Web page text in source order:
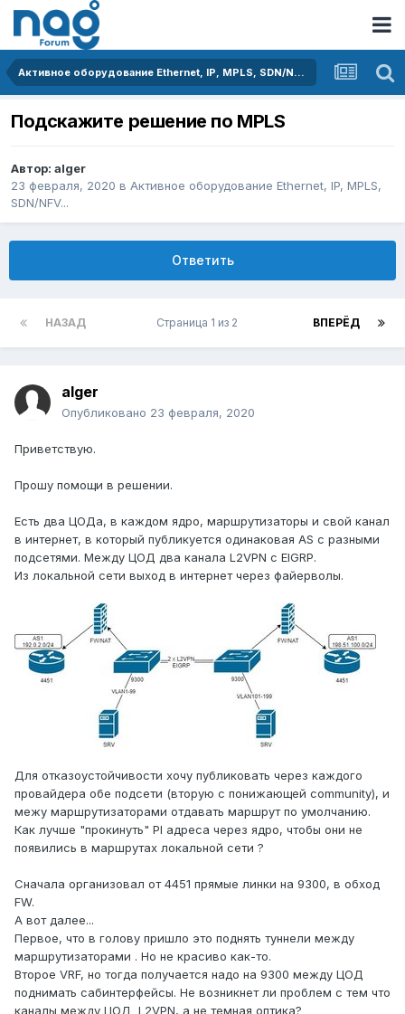
Активное оборудование Ethernet, IP, MPLS, SDN/NFV...
Подскажите решение по MPLS
Автор: alger
23 февраля, 2020 в Активное оборудование Ethernet, IP, MPLS,
SDN/NFV...
Ответить
НАЗАД ВПЕРЁД
Страница 1 из 2
alger
Опубликовано 23 февраля, 2020
Приветствую.
Прошу помощи в решении.
Есть два ЦОДа, в каждом ядро, маршрутизаторы и свой канал
в интернет, в который публикуется одинаковая AS с разными
подсетями. Между ЦОД два канала L2VPN с EIGRP.
Из локальной сети выход в интернет через файерволы.
Для отказоустойчивости хочу публиковать через каждого
провайдера обе подсети (вторую с понижающей community), и
межу маршрутизаторами отдавать маршрут по умолчанию.
Как лучше "прокинуть" PI адреса через ядро, чтобы они не
появились в маршрутах локальной сети ?
Сначала организовал от 4451 прямые линки на 9300, в обход
FW.
А вот далее...
Первое, что в голову пришло это поднять туннели между
маршрутизаторами . Но не красиво как-то.
Второе VRF, но тогда получается надо на 9300 между ЦОД
поднимать сабинтерфейсы. Не возникнет ли проблем с тем что
каналы между ЦОД L2VPN, а не темная оптика?